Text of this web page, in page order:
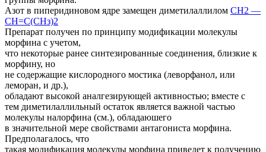
Азот в пиперидиновом ядре замещен диметилаллилом СН2 —
СН=С(СНз)2
Препарат получен по принципу модификации молекулы
морфина с учетом,
что некоторые ранее синтезированные соединения, близкие к
морфину, но
не содержащие кислородного мостика (леворфанол, или
леморан, и др.),
обладают высокой аналгезирующей активностью; вместе с
тем диметилаллильный остаток является важной частью
молекулы налорфина (см.), обладаюшего
в значительной мере свойствами антагониста морфина.
Предполагалось, что
такая модификация молекулы морфина приведет к получению